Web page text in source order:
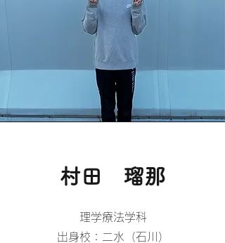
​村田 瑠那
理学療法学科
出身校：二水（石川）